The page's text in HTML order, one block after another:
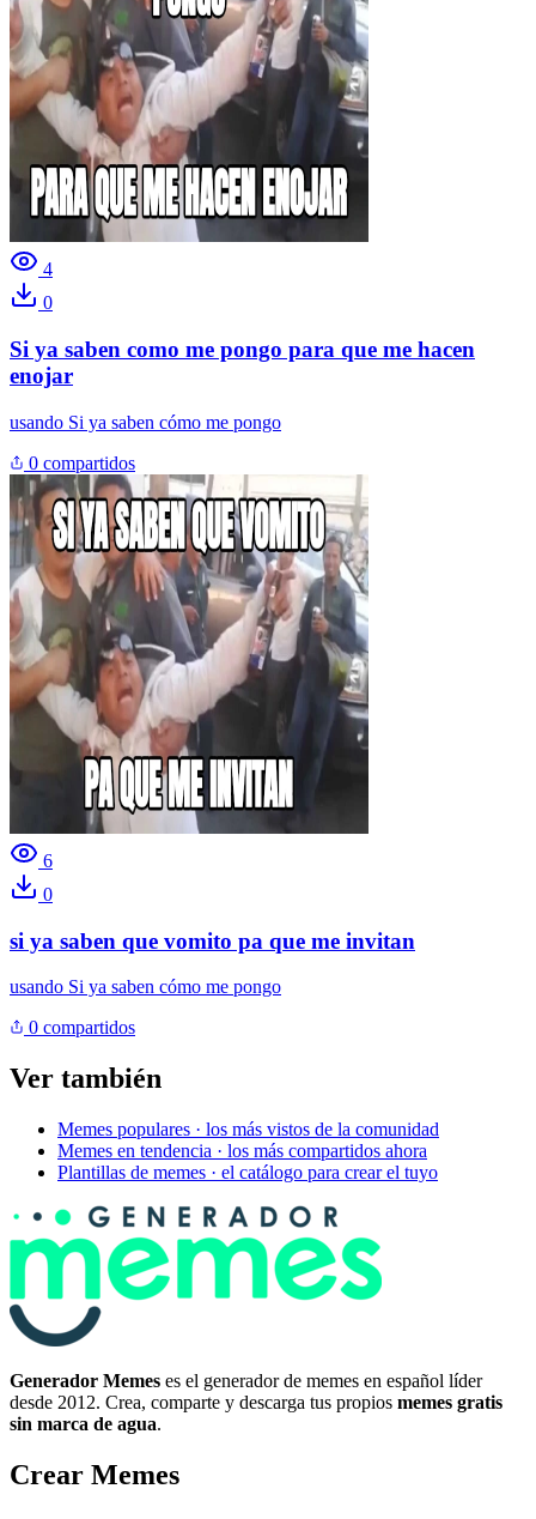
4
0
Si ya saben como me pongo para que me hacen
enojar
usando Si ya saben cómo me pongo
0 compartidos
6
0
si ya saben que vomito pa que me invitan
usando Si ya saben cómo me pongo
0 compartidos
Ver también
Memes populares · los más vistos de la comunidad
Memes en tendencia · los más compartidos ahora
Plantillas de memes · el catálogo para crear el tuyo
Generador Memes es el generador de memes en español líder
desde 2012. Crea, comparte y descarga tus propios memes gratis
sin marca de agua.
Crear Memes